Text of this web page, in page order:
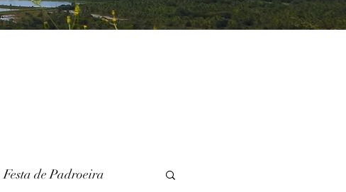
Festa de Padroeira